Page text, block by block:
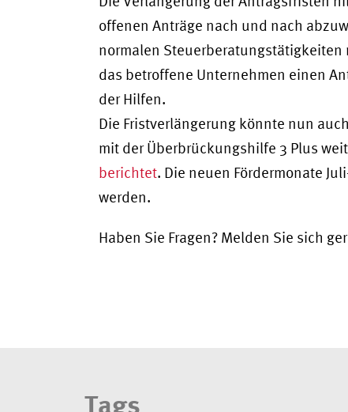
offenen Anträge nach und nach
normalen Steuerberatungstätigkeiten
das betroffene Unternehmen einen
der Hilfen.
Die Fristverlängerung könnte nun
mit der Überbrückungshilfe 3 Plus
berichtet. Die neuen Fördermonate
werden.
Haben Sie Fragen? Melden Sie sich
Tags